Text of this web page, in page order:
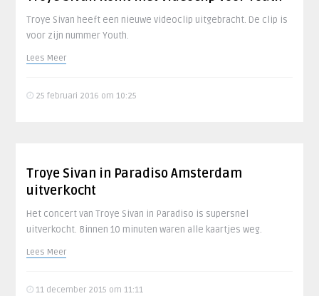
Troye Sivan heeft een nieuwe videoclip uitgebracht. De clip is
voor zijn nummer Youth.
Lees Meer
25 februari 2016 om 10:25
Troye Sivan in Paradiso Amsterdam
uitverkocht
Het concert van Troye Sivan in Paradiso is supersnel
uitverkocht. Binnen 10 minuten waren alle kaartjes weg.
Lees Meer
11 december 2015 om 11:11